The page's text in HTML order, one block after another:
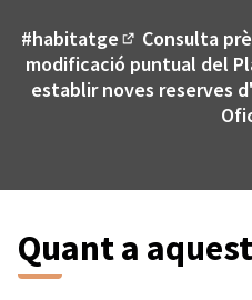
#habitatge
(Enllaç
Consulta
modificació puntual del
establir noves reserves
Quant a